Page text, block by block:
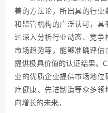
善的方法论，所出具的行业
和监管机构的广泛认可，具
过深入分析行业动态、竞争
市场趋势等，能够准确评估
提供极具价值的认证结果。
业的优质企业提供市场地位
疗健康、先进制造等众多领
向增长的未来。